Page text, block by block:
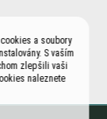
a soubory
S vaším
zlepšili vaši
naleznete